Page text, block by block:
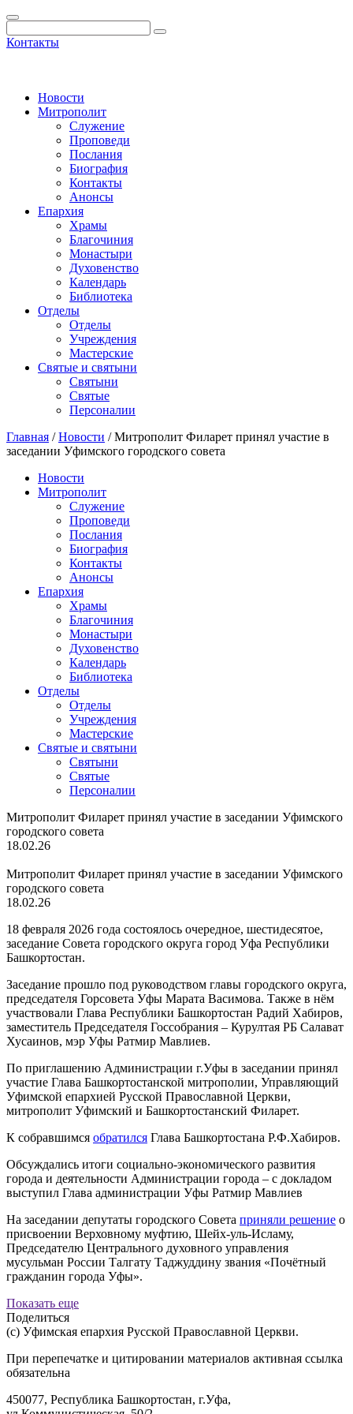
Контакты
Новости
Митрополит
Служение
Проповеди
Послания
Биография
Контакты
Анонсы
Епархия
Храмы
Благочиния
Монастыри
Духовенство
Календарь
Библиотека
Отделы
Отделы
Учреждения
Мастерские
Святые и святыни
Cвятыни
Cвятые
Персоналии
Главная /Новости /Митрополит Филарет принял участие в
заседании Уфимского городского совета
Новости
Митрополит
Служение
Проповеди
Послания
Биография
Контакты
Анонсы
Епархия
Храмы
Благочиния
Монастыри
Духовенство
Календарь
Библиотека
Отделы
Отделы
Учреждения
Мастерские
Святые и святыни
Cвятыни
Cвятые
Персоналии
Митрополит Филарет принял участие в заседании Уфимского
городского совета
18.02.26
Митрополит Филарет принял участие в заседании Уфимского
городского совета
18.02.26
18 февраля 2026 года состоялось очередное, шестидесятое,
заседание Совета городского округа город Уфа Республики
Башкортостан.
Заседание прошло под руководством главы городского округа,
председателя Горсовета Уфы Марата Васимова. Также в нём
участвовали Глава Республики Башкортостан Радий Хабиров,
заместитель Председателя Госсобрания – Курултая РБ Салават
Хусаинов, мэр Уфы Ратмир Мавлиев.
По приглашению Администрации г.Уфы в заседании принял
участие Глава Башкортостанской митрополии, Управляющий
Уфимской епархией Русской Православной Церкви,
митрополит Уфимский и Башкортостанский Филарет.
К собравшимся обратился Глава Башкортостана Р.Ф.Хабиров.
Обсуждались итоги социально-экономического развития
города и деятельности Администрации города – с докладом
выступил Глава администрации Уфы Ратмир Мавлиев
На заседании депутаты городского Совета приняли решение о
присвоении Верховному муфтию, Шейх-уль-Исламу,
Председателю Центрального духовного управления
мусульман России Талгату Таджуддину звания «Почётный
гражданин города Уфы».
Показать еще
Поделиться
(с) Уфимская епархия Русской Православной Церкви.
При перепечатке и цитировании материалов активная ссылка
обязательна
450077, Республика Башкортостан, г.Уфа,